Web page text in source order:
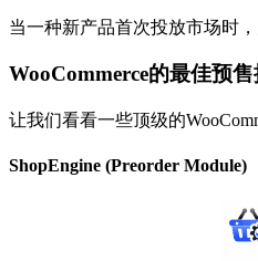
当一种新产品首次投放市场时
WooCommerce的最佳预
让我们看看一些顶级的
ShopEngine (Preorder Module)